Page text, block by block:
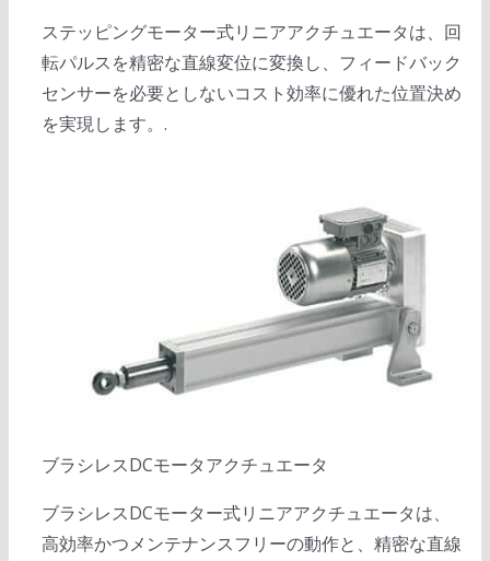
ステッピングモーター式リニアアクチュエータは、回
転パルスを精密な直線変位に変換し、フィードバック
センサーを必要としないコスト効率に優れた位置決め
を実現します。.
ブラシレスDCモータアクチュエータ
ブラシレスDCモーター式リニアアクチュエータは、
高効率かつメンテナンスフリーの動作と、精密な直線